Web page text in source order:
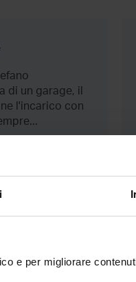
e per migliorare
di un garage, il
l'incarico con